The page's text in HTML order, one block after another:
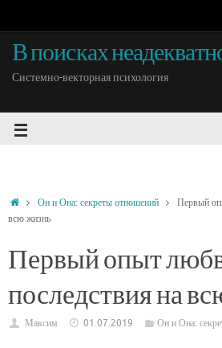
В поисках
Системно-векторная психология
Он и Она: секреты отношений
Первый
всю жизнь
Первый опыт
последствия на
Максим 01.07.2019 Он и Она: